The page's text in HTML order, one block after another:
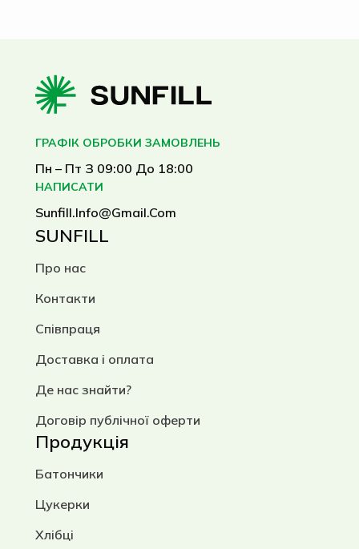
ГРАФІК ОБРОБКИ ЗАМОВЛЕНЬ
Пн – Пт З 09:00 До 18:00
НАПИСАТИ
Sunfill.info@gmail.com
SUNFILL
Про нас
Контакти
Співпраця
Доставка і оплата
Де нас знайти?
Договір публічної оферти
Продукція
Батончики
Цукерки
Хлібці